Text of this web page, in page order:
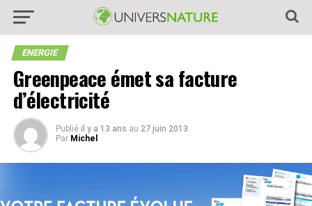
ENERGIE
Greenpeace émet sa facture
d’électricité
Publié il y a 13 ans au 27 juin 2013
Par Michel